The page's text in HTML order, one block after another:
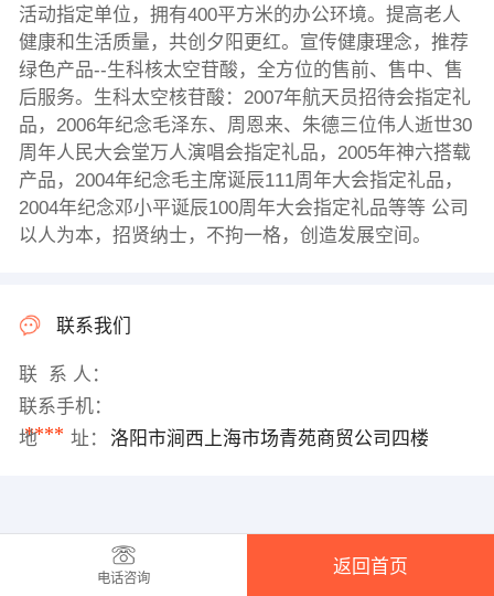
活动指定单位，拥有400平方米的办公环境。提高老人
健康和生活质量，共创夕阳更红。宣传健康理念，推荐
绿色产品--生科核太空苷酸，全方位的售前、售中、售
后服务。生科太空核苷酸：2007年航天员招待会指定礼
品，2006年纪念毛泽东、周恩来、朱德三位伟人逝世30
周年人民大会堂万人演唱会指定礼品，2005年神六搭载
产品，2004年纪念毛主席诞辰111周年大会指定礼品，
2004年纪念邓小平诞辰100周年大会指定礼品等等 公司
以人为本，招贤纳士，不拘一格，创造发展空间。
联系我们
联 系 人：
联系手机：
****
地 址： 洛阳市涧西上海市场青苑商贸公司四楼
电话咨询
返回首页